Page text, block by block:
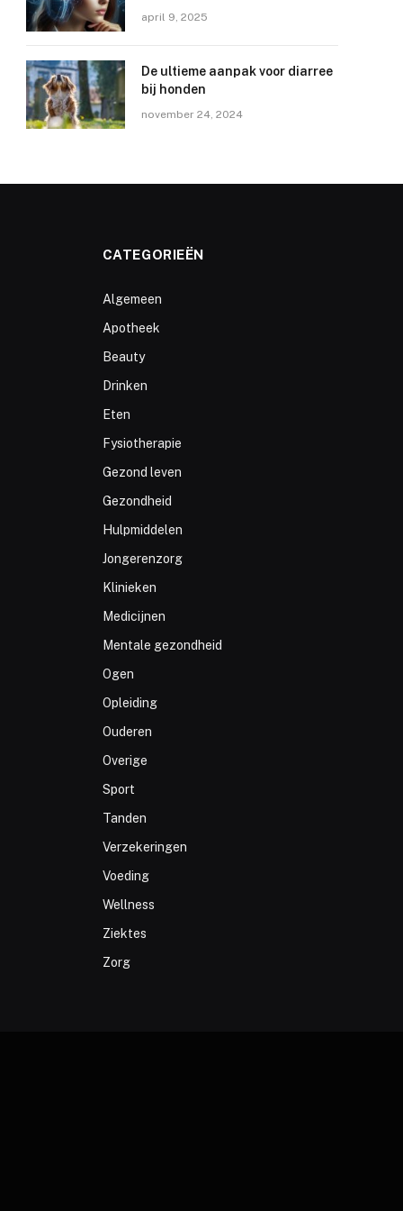
april 9, 2025
De ultieme aanpak voor diarree
bij honden
november 24, 2024
CATEGORIEËN
Algemeen
Apotheek
Beauty
Drinken
Eten
Fysiotherapie
Gezond leven
Gezondheid
Hulpmiddelen
Jongerenzorg
Klinieken
Medicijnen
Mentale gezondheid
Ogen
Opleiding
Ouderen
Overige
Sport
Tanden
Verzekeringen
Voeding
Wellness
Ziektes
Zorg